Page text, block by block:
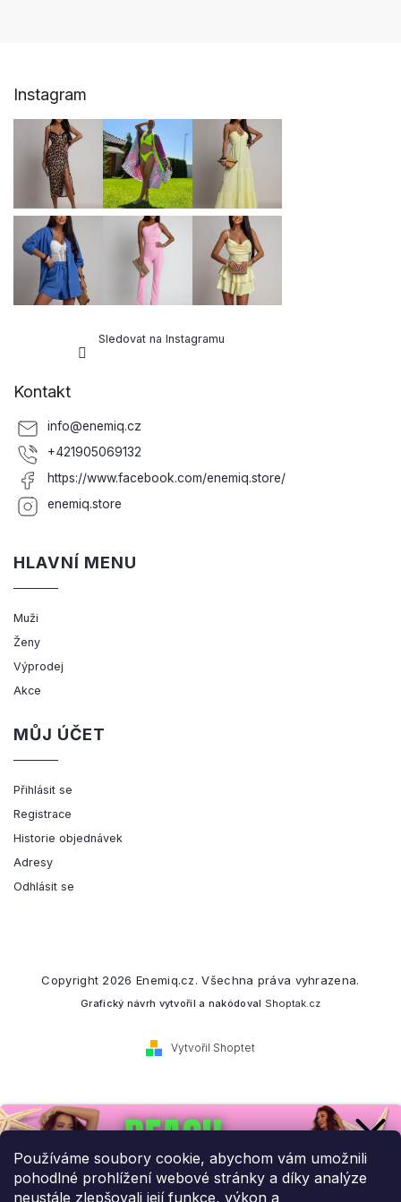
Používáme soubory cookie, abychom vám umožnili
pohodlné prohlížení webové stránky a díky analýze
neustále zlepšovali její funkce, výkon a
Instagram
Sledovat na Instagramu
Kontakt
info@enemiq.cz
+421905069132
https://www.facebook.com/enemiq.store/
enemiq.store
HLAVNÍ MENU
Muži
Ženy
Výprodej
Akce
MŮJ ÚČET
Přihlásit se
Registrace
Historie objednávek
Adresy
Odhlásit se
Vytvořil Shoptet
Copyright 2026 Enemiq.cz. Všechna práva vyhrazena.
Grafický návrh vytvořil a nakódoval Shoptak.cz
Přihlaste se k našemu
newsletteru.
Budeme vám posílat informace o našich novinkách a slevových